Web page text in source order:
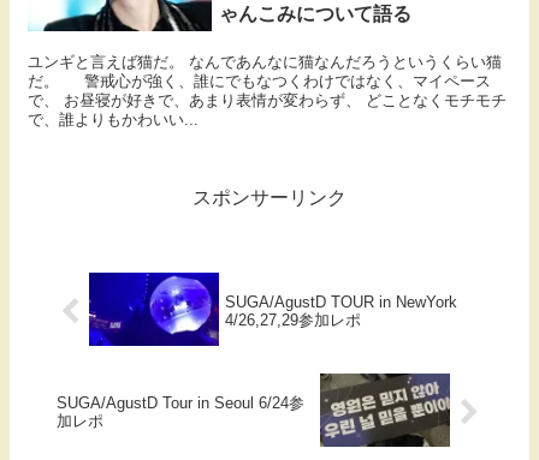
ゃんこみについて語る
ユンギと言えば猫だ。 なんであんなに猫なんだろうというくらい猫
だ。 警戒心が強く、誰にでもなつくわけではなく、マイペース
で、 お昼寝が好きで、あまり表情が変わらず、 どことなくモチモチ
で、誰よりもかわいい...
スポンサーリンク
SUGA/AgustD TOUR in NewYork
4/26,27,29参加レポ
SUGA/AgustD Tour in Seoul 6/24参
加レポ